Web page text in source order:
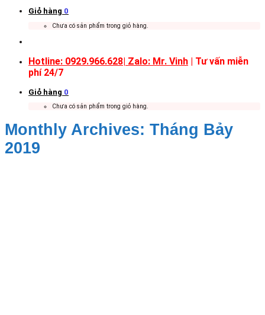
Giỏ hàng 0
Chưa có sản phẩm trong giỏ hàng.
Hotline: 0929.966.628| Zalo: Mr. Vinh | Tư vấn miễn
phí 24/7
Giỏ hàng 0
Chưa có sản phẩm trong giỏ hàng.
Monthly Archives: Tháng Bảy
2019